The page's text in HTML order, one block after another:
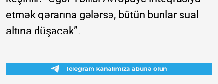
etmək qərarına gələrsə, bütün bunlar sual
altına düşəcək”.